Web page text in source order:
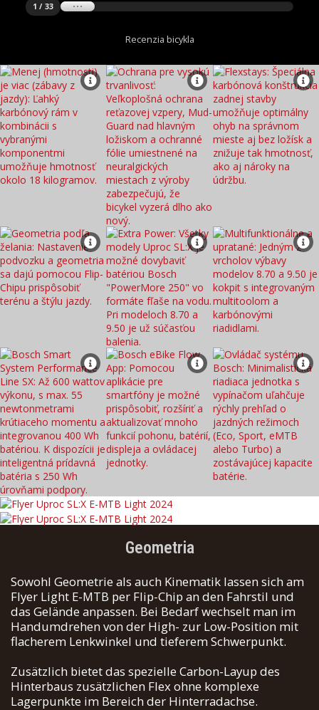
1 / 33
Recenzia bicykla
Geometria
Sowohl Geometrie als auch Kinematik lassen sich am
Flyer Light E-MTB per Flip-Chip an den Fahrstil und
das Gelände anpassen. Bei Bedarf wechselt man im
Handumdrehen von der High- zur Low-Position mit
flacherem Lenkwinkel und tieferem Schwerpunkt.
Zusätzlich bietet das spezielle Carbon-Layup des
Hinterbaus zusätzlichen Flex ohne komplexe
Lagerpunkte im Bereich der Hinterradachse.